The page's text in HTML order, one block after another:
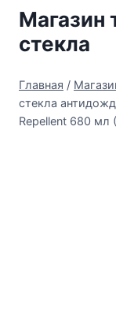
Перейти
содержимому
Магазин
стекла
Главная /
стекла
Repellent 680 мл